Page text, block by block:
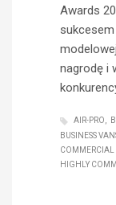
Awards
sukcesem
nagrodę i
AIR-PRO
BUSINESS
COMMERCIAL
HIGHLY